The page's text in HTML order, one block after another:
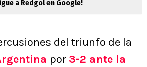
a Redgol en Google!
del triunfo de la
por 3-2 ante la